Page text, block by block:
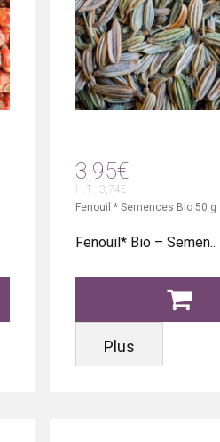
3,95€
H.T : 3,74€
Fenouil * Semences Bio 50 g
Fenouil* Bio – Semen..
Plus